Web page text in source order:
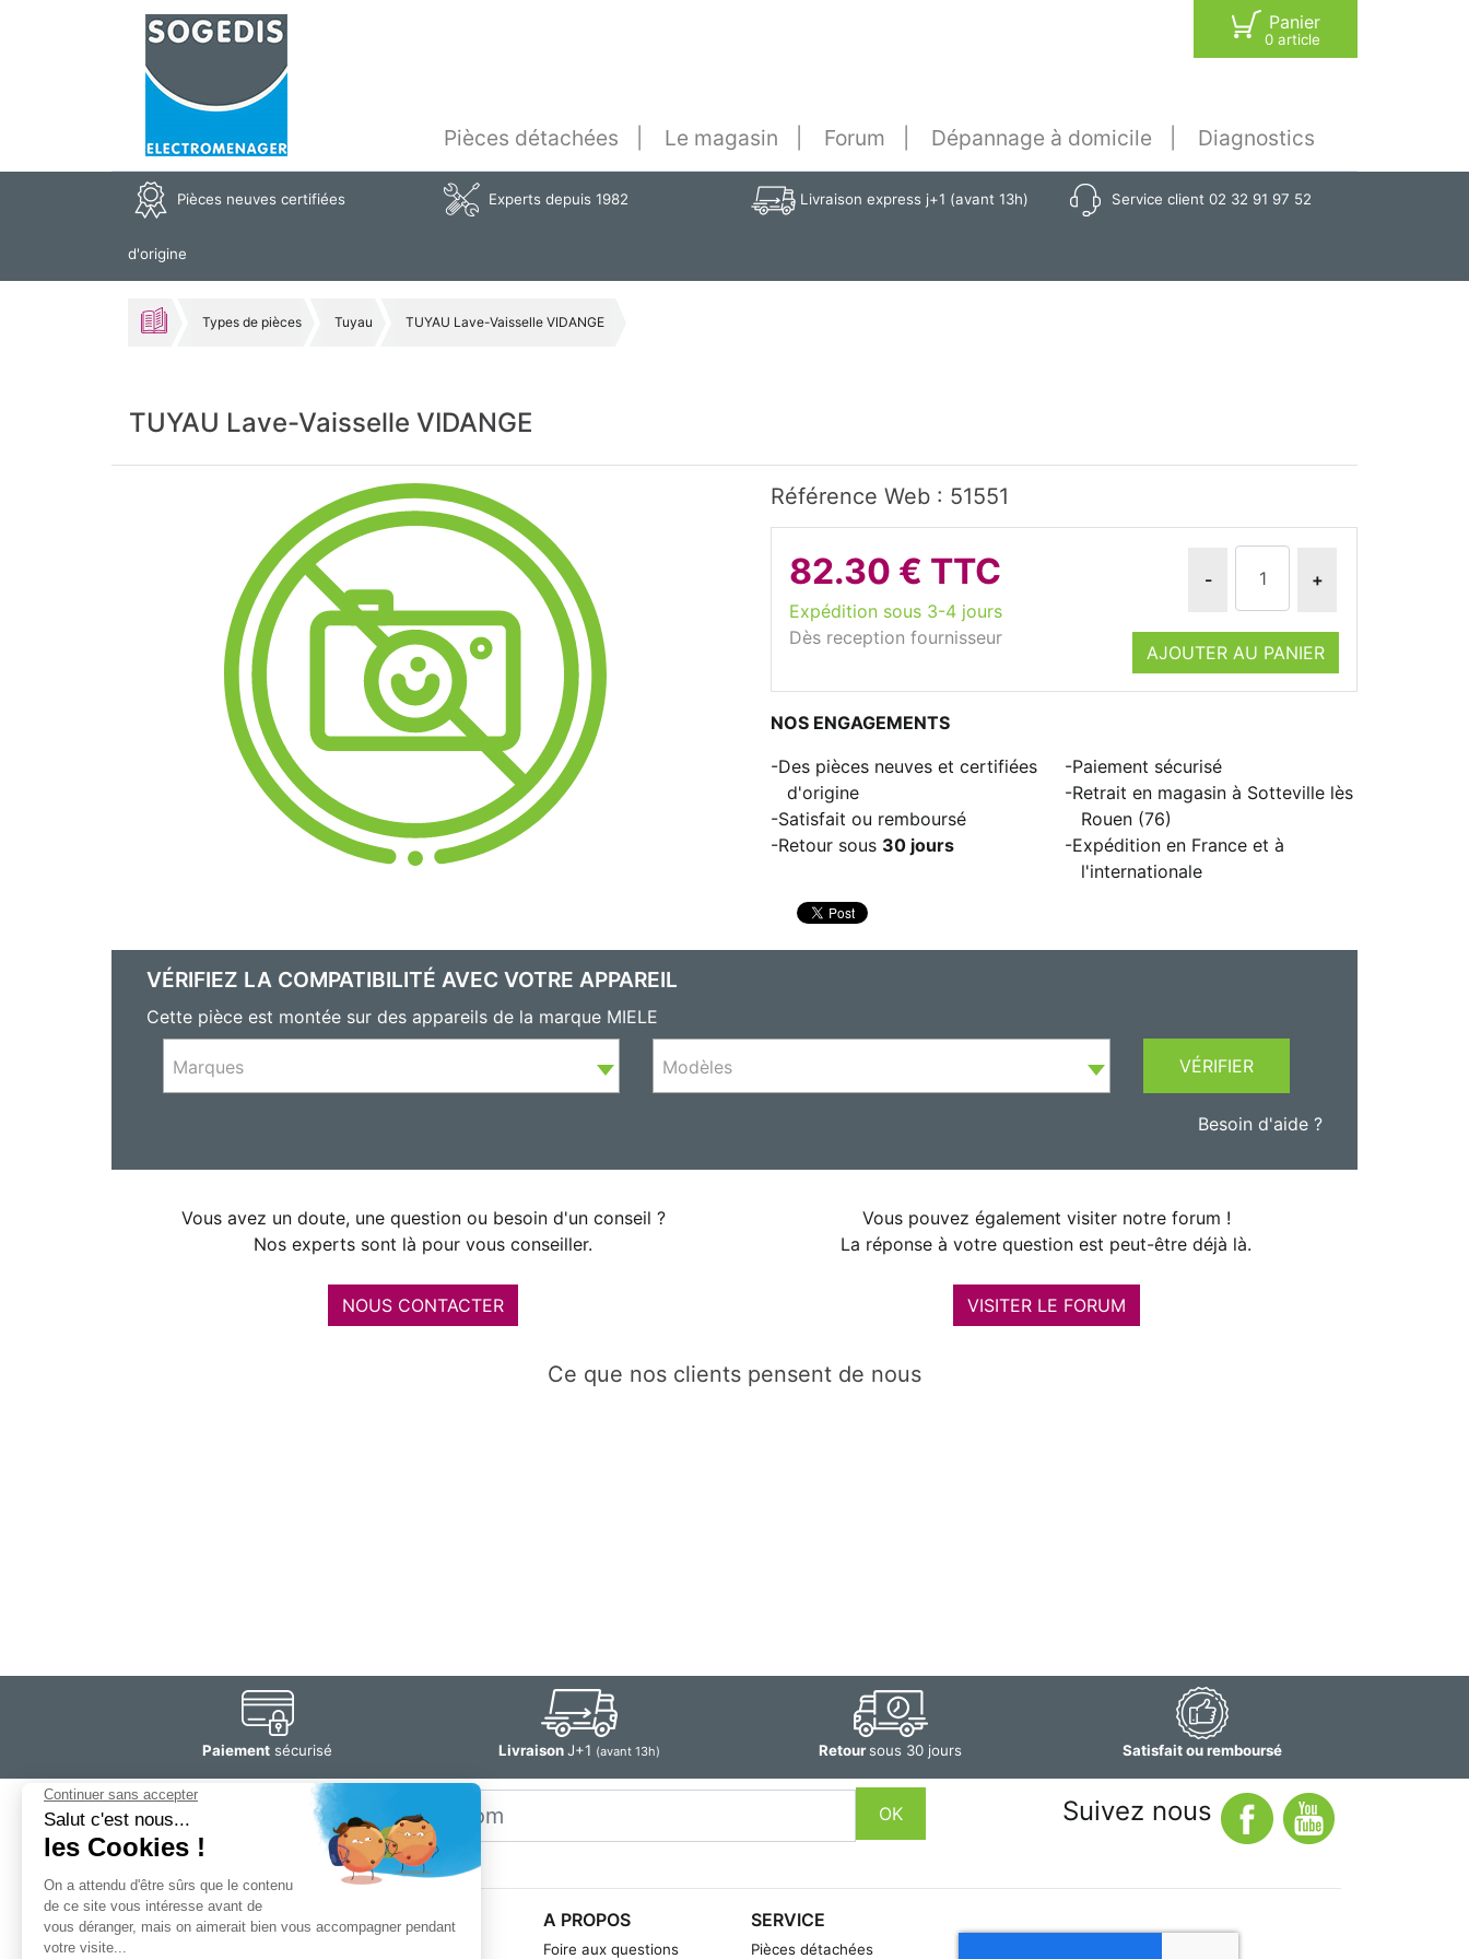
Panier
0 article
Pièces détachées Le magasin Forum Dépannage à domicile Diagnostics
Pièces neuves certifiées
d'origine
Experts depuis 1982 Livraison express j+1 (avant 13h) Service client 02 32 91 97 52
Types de pièces Tuyau TUYAU Lave-Vaisselle VIDANGE
TUYAU Lave-Vaisselle VIDANGE
Référence Web : 51551
82.30 € TTC
Expédition sous 3-4 jours
Dès reception fournisseur
- +
AJOUTER AU PANIER
NOS ENGAGEMENTS
Des pièces neuves et certifiées
d'origine
Satisfait ou remboursé
Retour sous 30 jours
Paiement sécurisé
Retrait en magasin à Sotteville lès
Rouen (76)
Expédition en France et à
l'internationale
VÉRIFIEZ LA COMPATIBILITÉ AVEC VOTRE APPAREIL
Cette pièce est montée sur des appareils de la marque MIELE
Marques Modèles VÉRIFIER
Besoin d'aide ?
Vous avez un doute, une question ou besoin d'un conseil ?
Nos experts sont là pour vous conseiller.
NOUS CONTACTER
Vous pouvez également visiter notre forum !
La réponse à votre question est peut-être déjà là.
VISITER LE FORUM
Ce que nos clients pensent de nous
Paiement sécurisé LivraisonJ+1 (avant 13h) Retoursous 30 jours Satisfait ou remboursé
Restez
informé
Email
OK Suivez nous
SOGEDIS SAS
3 rue Antoine Lavoisier
A PROPOS
Foire aux questions
SERVICE
Pièces détachées